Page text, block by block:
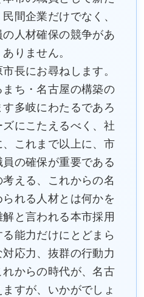
間企業だけでなく、
人材確保の競争があ
りません。
長にお尋ねします。
ち・名古屋の構築の
多岐にわたるであろ
にこたえるべく、社
これまで以上に、市
の確保が重要である
える、これからの名
れる人材とは何かを
と言われる本市採用
能力だけにとどまら
応力、抜群の行動力
からの時代が、名古
すが、いかがでしょ